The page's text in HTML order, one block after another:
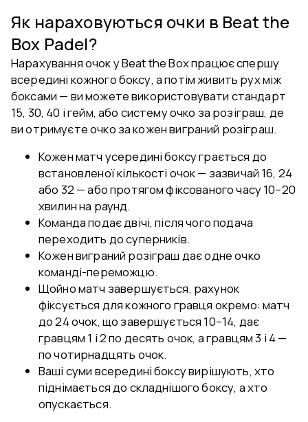
Як нараховуються очки в Beat the
Box Padel?
Нарахування очок у Beat the Box працює спершу
всередині кожного боксу, а потім живить рух між
боксами — ви можете використовувати стандарт
15, 30, 40 і гейм, або систему очко за розіграш, де
ви отримуєте очко за кожен виграний розіграш.
Кожен матч усередині боксу грається до
встановленої кількості очок — зазвичай 16, 24
або 32 — або протягом фіксованого часу 10–20
хвилин на раунд.
Команда подає двічі, після чого подача
переходить до суперників.
Кожен виграний розіграш дає одне очко
команді-переможцю.
Щойно матч завершується, рахунок
фіксується для кожного гравця окремо: матч
до 24 очок, що завершується 10–14, дає
гравцям 1 і 2 по десять очок, а гравцям 3 і 4 —
по чотирнадцять очок.
Ваші суми всередині боксу вирішують, хто
піднімається до складнішого боксу, а хто
опускається.